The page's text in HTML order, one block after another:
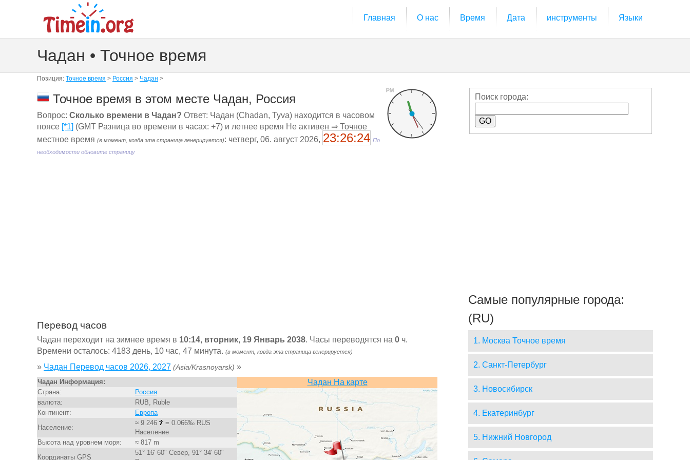
Главная О нас Время Дата инструменты Языки
Чадан • Точное время
Позиция: Точное время > Россия > Чадан >
PM
Точное время в этом месте Чадан, Россия
Вопрос: Сколько времени в Чадан? Ответ: Чадан (Chadan, Tyva) находится в часовом
поясе [*1] (GMT Разница во времени в часах: +7) и летнее время Не активен ⇒ Точное
местное время (в момент, когда эта страница генерируется): четверг, 06. август 2026, 23:26:25 По
необходимости обновите страницу
Перевод часов
Чадан переходит на зимнее время в 10:14, вторник, 19 Январь 2038. Часы переводятся на 0 ч.
Времени осталось: 4183 день, 10 час, 47 минута. (в момент, когда эта страница генерируется)
» Чадан Перевод часов 2026, 2027 (Asia/Krasnoyarsk) »
Чадан Информация:
Страна:
Россия
валюта:
RUB, Ruble
Континент:
Европа
Население:
≈ 9 246
= 0.066‰ RUS
Население
Высота над уровнем моря:
≈ 817 m
Координаты GPS
51° 16' 60" Север, 91° 34' 60"
Чадан На карте
Поиск города:
Самые популярные города:
(RU)
1. Москва Точное время
2. Санкт-Петербург
3. Новосибирск
4. Екатеринбург
5. Нижний Новгород